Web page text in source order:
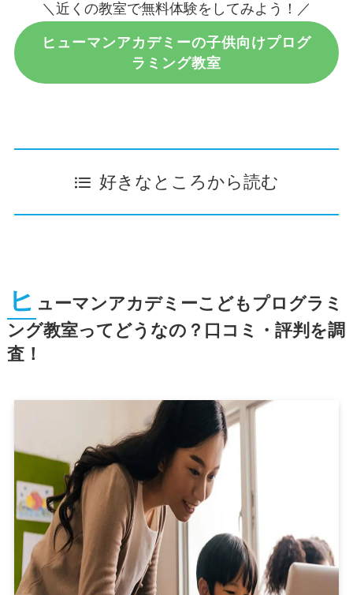
＼近くの教室で無料体験をしてみよう！／
ヒューマンアカデミーの子供向けプログ
ラミング教室
好きなところから読む
ヒ ューマンアカデミーこどもプログラミ
ング教室ってどうなの？口コミ・評判を調
査！